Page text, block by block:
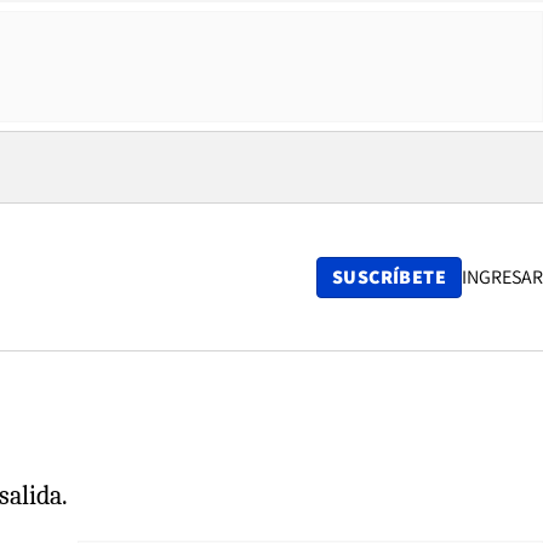
SUSCRÍBETE INGRESAR